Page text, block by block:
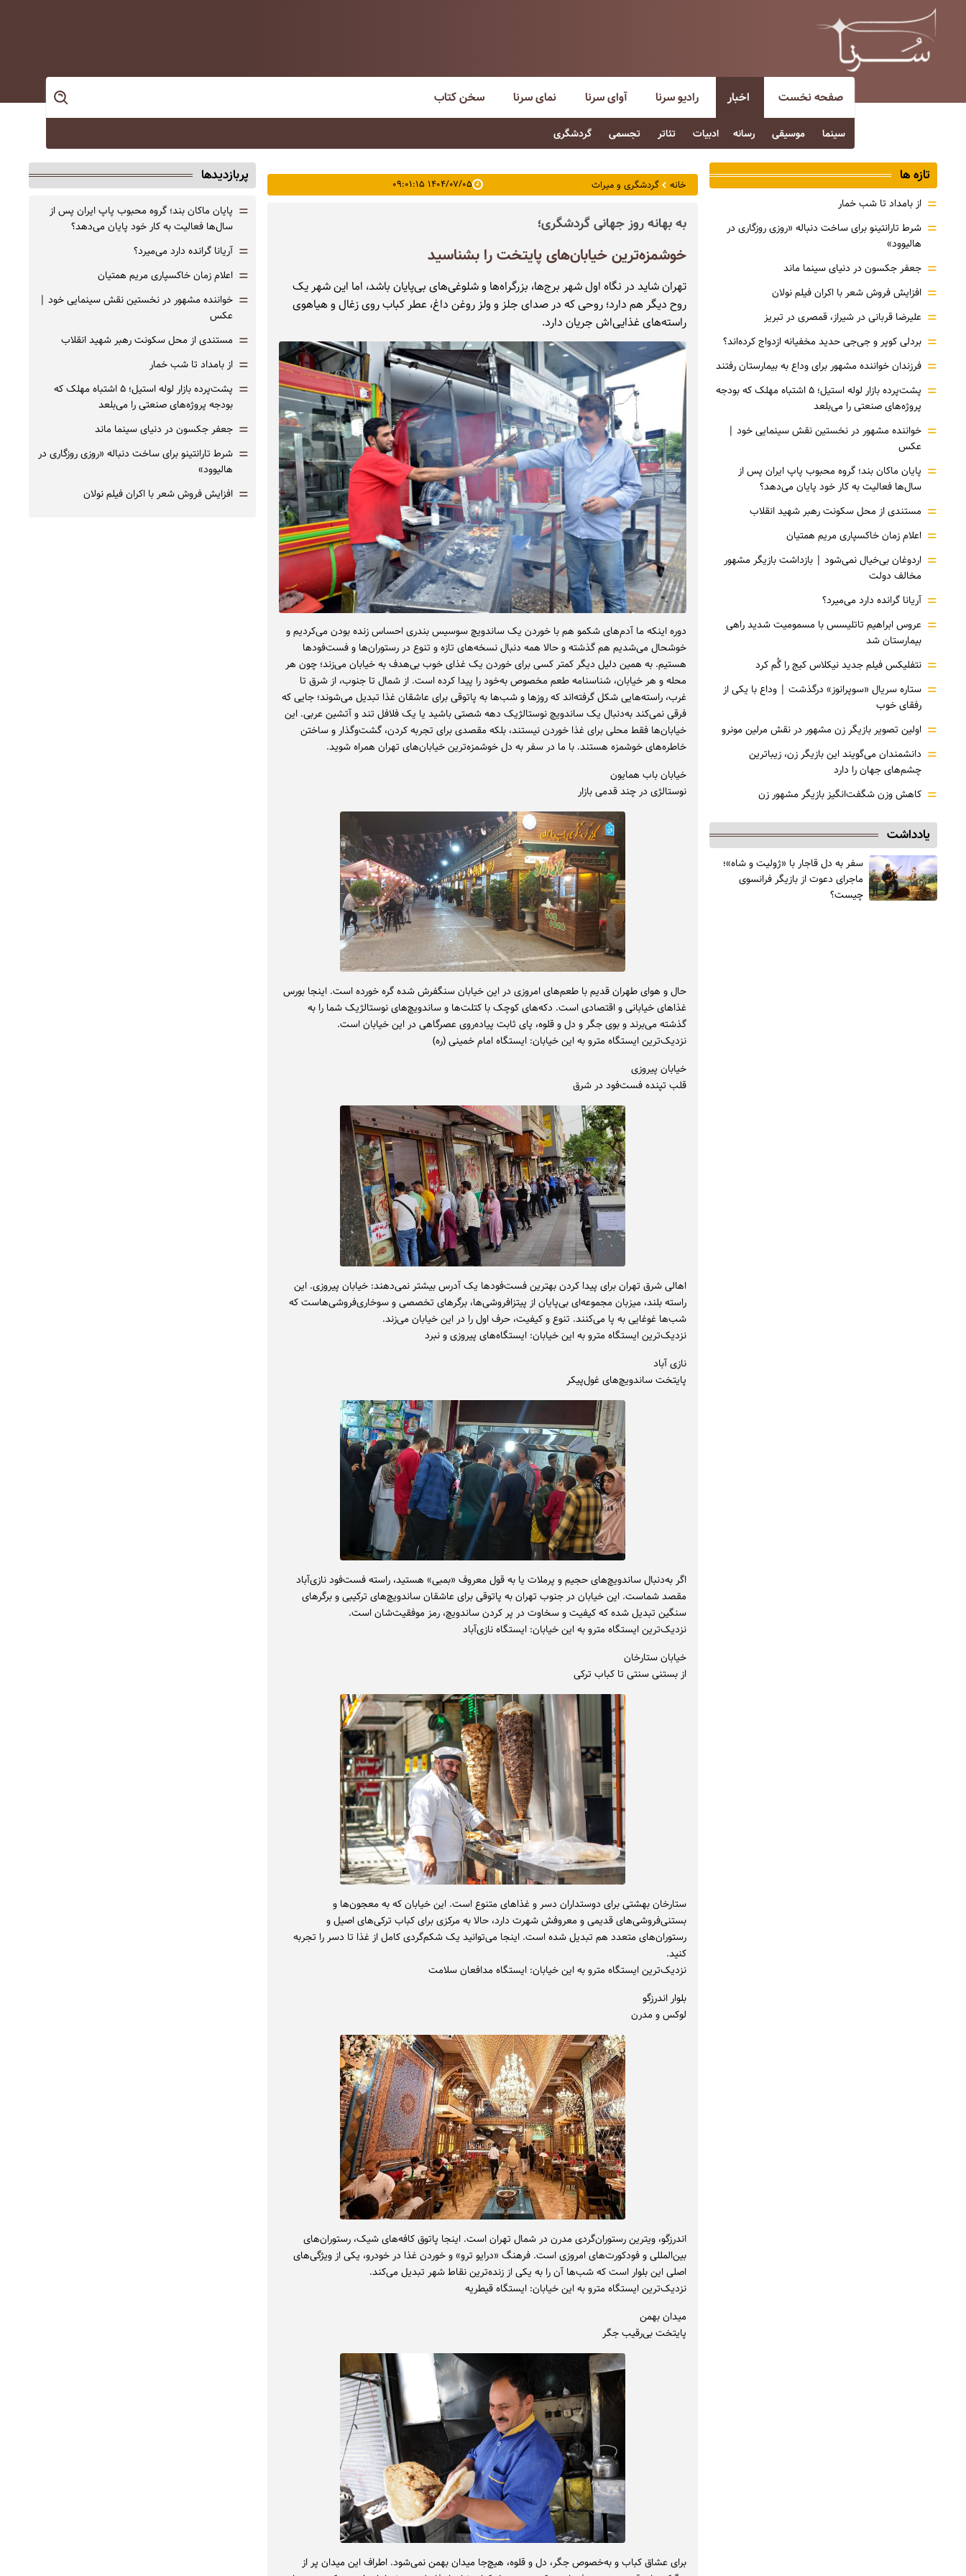
صفحه نخست اخبار
سینما موسیقی رسانه ادبیات تئاتر تجسمی گردشگری
رادیو سرنا آوای سرنا نمای سرنا سخن کتاب
خانه گردشگری و میراث ۱۴۰۴/۰۷/۰۵ ۰۹:۰۱:۱۵
به بهانه روز جهانی گردشگری؛
خوشمزه‌ترین خیابان‌های پایتخت را بشناسید
تهران شاید در نگاه اول شهر برج‌ها، بزرگراه‌ها و شلوغی‌های بی‌پایان باشد، اما این شهر یک
روح دیگر هم دارد؛ روحی که در صدای جلز و ولز روغن داغ، عطر کباب روی زغال و هیاهوی
راسته‌های غذایی‌اش جریان دارد.
دوره اینکه ما آدم‌های شکمو هم با خوردن یک ساندویچ سوسیس بندری احساس زنده بودن می‌کردیم و
خوشحال می‌شدیم هم گذشته و حالا همه دنبال نسخه‌های تازه و تنوع در رستوران‌ها و فست‌فودها
هستیم. به همین دلیل دیگر کمتر کسی برای خوردن یک غذای خوب بی‌هدف به خیابان می‌زند؛ چون هر
محله و هر خیابان، شناسنامه طعم مخصوص به‌خود را پیدا کرده است. از شمال تا جنوب، از شرق تا
غرب، راسته‌هایی شکل گرفته‌اند که روزها و شب‌ها به پاتوقی برای عاشقان غذا تبدیل می‌شوند؛ جایی که
فرقی نمی‌کند به‌دنبال یک ساندویچ نوستالژیک دهه شصتی باشید یا یک فلافل تند و آتشین عربی. این
خیابان‌ها فقط محلی برای غذا خوردن نیستند، بلکه مقصدی برای تجربه کردن، گشت‌وگذار و ساختن
خاطره‌های خوشمزه هستند. با ما در سفر به دل خوشمزه‌ترین خیابان‌های تهران همراه شوید.
خیابان باب همایون
نوستالژی در چند قدمی بازار
حال و هوای طهران قدیم با طعم‌های امروزی در این خیابان سنگفرش شده گره خورده است. اینجا بورس
غذاهای خیابانی و اقتصادی است. دکه‌های کوچک با کتلت‌ها و ساندویچ‌های نوستالژیک شما را به
گذشته می‌برند و بوی جگر و دل و قلوه، پای ثابت پیاده‌روی عصرگاهی در این خیابان است.
نزدیک‌ترین ایستگاه مترو به این خیابان: ایستگاه امام خمینی (ره)
خیابان پیروزی
قلب تپنده فست‌فود در شرق
اهالی شرق تهران برای پیدا کردن بهترین فست‌فودها یک آدرس بیشتر نمی‌دهند: خیابان پیروزی. این
راسته بلند، میزبان مجموعه‌ای بی‌پایان از پیتزافروشی‌ها، برگرهای تخصصی و سوخاری‌فروشی‌هاست که
شب‌ها غوغایی به پا می‌کنند. تنوع و کیفیت، حرف اول را در این خیابان می‌زند.
نزدیک‌ترین ایستگاه مترو به این خیابان: ایستگاه‌های پیروزی و نبرد
نازی آباد
پایتخت ساندویچ‌های غول‌پیکر
اگر به‌دنبال ساندویچ‌های حجیم و پرملات یا به قول معروف «بمبی» هستید، راسته فست‌فود نازی‌آباد
مقصد شماست. این خیابان در جنوب تهران به پاتوقی برای عاشقان ساندویچ‌های ترکیبی و برگرهای
سنگین تبدیل شده که کیفیت و سخاوت در پر کردن ساندویچ، رمز موفقیت‌شان است.
نزدیک‌ترین ایستگاه مترو به این خیابان: ایستگاه نازی‌آباد
خیابان ستارخان
از بستنی سنتی تا کباب ترکی
ستارخان بهشتی برای دوستداران دسر و غذاهای متنوع است. این خیابان که به معجون‌ها و
بستنی‌فروشی‌های قدیمی و معروفش شهرت دارد، حالا به مرکزی برای کباب ترکی‌های اصیل و
رستوران‌های متعدد هم تبدیل شده است. اینجا می‌توانید یک شکم‌گردی کامل از غذا تا دسر را تجربه
کنید.
نزدیک‌ترین ایستگاه مترو به این خیابان: ایستگاه مدافعان سلامت
بلوار اندرزگو
لوکس و مدرن
اندرزگو، ویترین رستوران‌گردی مدرن در شمال تهران است. اینجا پاتوق کافه‌های شیک، رستوران‌های
بین‌المللی و فودکورت‌های امروزی است. فرهنگ «درایو ترو» و خوردن غذا در خودرو، یکی از ویژگی‌های
اصلی این بلوار است که شب‌ها آن را به یکی از زنده‌ترین نقاط شهر تبدیل می‌کند.
نزدیک‌ترین ایستگاه مترو به این خیابان: ایستگاه قیطریه
میدان بهمن
پایتخت بی‌رقیب جگر
برای عشاق کباب و به‌خصوص جگر، دل و قلوه، هیچ‌جا میدان بهمن نمی‌شود. اطراف این میدان پر از
تازه ها
= از بامداد تا شب خمار
= شرط تارانتینو برای ساخت دنباله «روزی روزگاری در
هالیوود»
= جعفر جکسون در دنیای سینما ماند
= افزایش فروش شعر با اکران فیلم نولان
= علیرضا قربانی در شیراز، قمصری در تبریز
= بردلی کوپر و جی‌جی حدید مخفیانه ازدواج کرده‌اند؟
= فرزندان خواننده مشهور برای وداع به بیمارستان رفتند
=
پشت‌پرده بازار لوله استیل؛ ۵ اشتباه مهلک که بودجه
پروژه‌های صنعتی را می‌بلعد
= خواننده مشهور در نخستین نقش سینمایی خود |‌
عکس
= پایان ماکان بند؛ گروه محبوب پاپ ایران پس از
سال‌ها فعالیت به کار خود پایان می‌دهد؟
= مستندی از محل سکونت رهبر شهید انقلاب
= اعلام زمان خاکسپاری مریم همتیان
= اردوغان بی‌خیال نمی‌شود | بازداشت بازیگر مشهور
مخالف دولت
= آریانا گرانده دارد می‌میرد؟
= عروس ابراهیم تاتلیسس با مسمومیت شدید راهی
بیمارستان شد
= نتفلیکس فیلم جدید نیکلاس کیج را گُم کرد
= ستاره سریال «سوپرانوز» درگذشت | وداع با یکی از
رفقای خوب
= اولین تصویر بازیگر زن مشهور در نقش مرلین مونرو
= دانشمندان می‌گویند این بازیگر زن، زیباترین
چشم‌های جهان را دارد
= کاهش وزن شگفت‌انگیز بازیگر مشهور زن
یادداشت
سفر به دل قاجار با «ژولیت و شاه»؛
ماجرای دعوت از ‌بازیگر فرانسوی
چیست؟
پربازدیدها
= پایان ماکان بند؛ گروه محبوب پاپ ایران پس از
سال‌ها فعالیت به کار خود پایان می‌دهد؟
= آریانا گرانده دارد می‌میرد؟
= اعلام زمان خاکسپاری مریم همتیان
= خواننده مشهور در نخستین نقش سینمایی خود |‌
عکس
= مستندی از محل سکونت رهبر شهید انقلاب
= از بامداد تا شب خمار
=
پشت‌پرده بازار لوله استیل؛ ۵ اشتباه مهلک که
بودجه پروژه‌های صنعتی را می‌بلعد
= جعفر جکسون در دنیای سینما ماند
= شرط تارانتینو برای ساخت دنباله «روزی روزگاری در
هالیوود»
= افزایش فروش شعر با اکران فیلم نولان